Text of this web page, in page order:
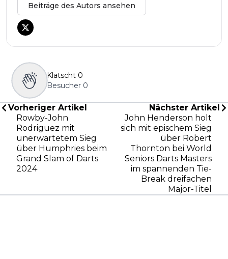
Beiträge des Autors ansehen
Klatscht 0
Besucher 0
Vorheriger Artikel
Rowby-John
Rodriguez mit
unerwartetem Sieg
über Humphries beim
Grand Slam of Darts
2024
Nächster Artikel
John Henderson holt
sich mit epischem Sieg
über Robert
Thornton bei World
Seniors Darts Masters
im spannenden Tie-
Break dreifachen
Major-Titel